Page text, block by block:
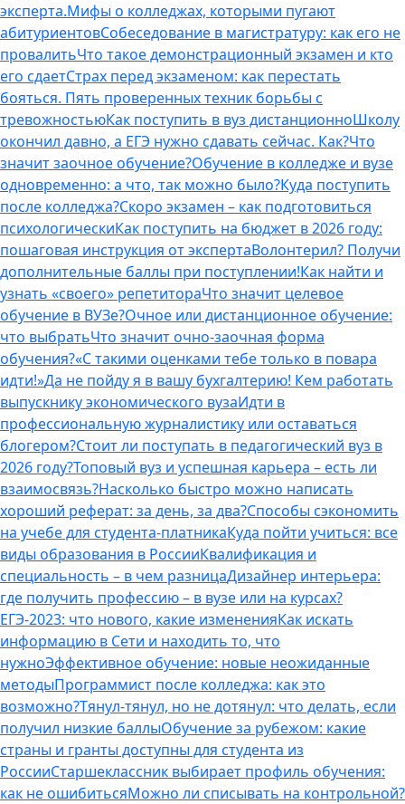
эксперта.Мифы о колледжах, которыми пугают
абитуриентовСобеседование в магистратуру: как его не
провалитьЧто такое демонстрационный экзамен и кто
его сдаетСтрах перед экзаменом: как перестать
бояться. Пять проверенных техник борьбы с
тревожностьюКак поступить в вуз дистанционноШколу
окончил давно, а ЕГЭ нужно сдавать сейчас. Как?Что
значит заочное обучение?Обучение в колледже и вузе
одновременно: а что, так можно было?Куда поступить
после колледжа?Скоро экзамен – как подготовиться
психологическиКак поступить на бюджет в 2026 году:
пошаговая инструкция от экспертаВолонтерил? Получи
дополнительные баллы при поступлении!Как найти и
узнать «своего» репетитораЧто значит целевое
обучение в ВУЗе?Очное или дистанционное обучение:
что выбратьЧто значит очно-заочная форма
обучения?«С такими оценками тебе только в повара
идти!»Да не пойду я в вашу бухгалтерию! Кем работать
выпускнику экономического вузаИдти в
профессиональную журналистику или оставаться
блогером?Стоит ли поступать в педагогический вуз в
2026 году?Топовый вуз и успешная карьера – есть ли
взаимосвязь?Насколько быстро можно написать
хороший реферат: за день, за два?Способы сэкономить
на учебе для студента-платникаКуда пойти учиться: все
виды образования в РоссииКвалификация и
специальность – в чем разницаДизайнер интерьера:
где получить профессию – в вузе или на курсах?
ЕГЭ-2023: что нового, какие измененияКак искать
информацию в Сети и находить то, что
нужноЭффективное обучение: новые неожиданные
методыПрограммист после колледжа: как это
возможно?Тянул-тянул, но не дотянул: что делать, если
получил низкие баллыОбучение за рубежом: какие
страны и гранты доступны для студента из
РоссииСтаршеклассник выбирает профиль обучения:
как не ошибитьсяМожно ли списывать на контрольной?